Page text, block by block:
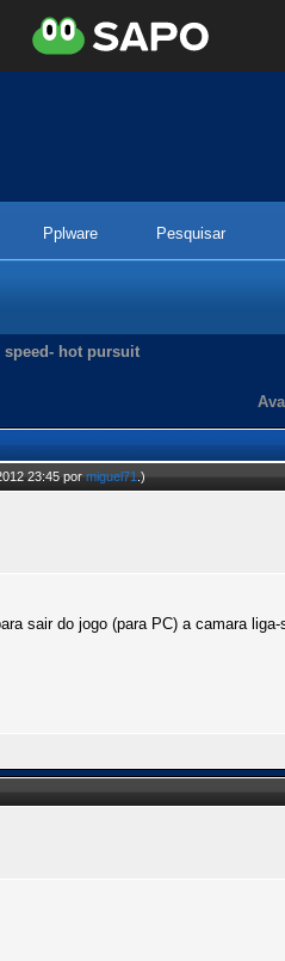
Pplware Pesquisar
speed- hot pursuit
23:45 pormiguel71.)
sair do jogo (para PC) a camara